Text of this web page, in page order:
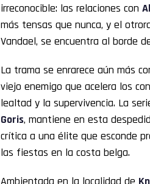
irreconocible: las relaciones con
más tensas que nunca, y el
Vandael, se encuentra al borde
La trama se enrarece aún más
viejo enemigo que acelera los
lealtad y la supervivencia. La
Goris, mantiene en esta
crítica a una élite que esconde
las fiestas en la costa belga.
Ambientada en la localidad de